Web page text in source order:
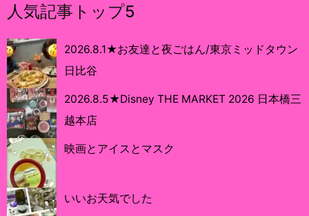
人気記事トップ5
2026.8.1★お友達と夜ごはん/東京ミッドタウン
日比谷
2026.8.5★Disney THE MARKET 2026 日本橋三
越本店
映画とアイスとマスク
いいお天気でした